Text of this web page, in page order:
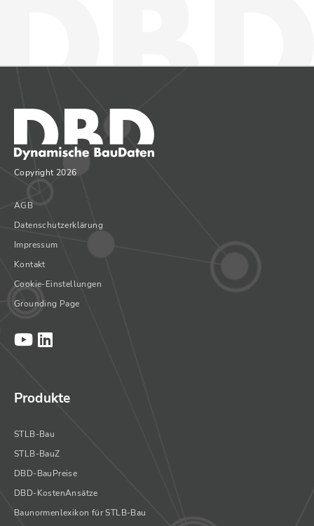
Copyright 2026
AGB
Datenschutzerklärung
Impressum
Kontakt
Cookie-Einstellungen
Grounding Page
Produkte
STLB-Bau
STLB-BauZ
DBD-BauPreise
DBD-KostenAnsätze
Baunormenlexikon für STLB-Bau